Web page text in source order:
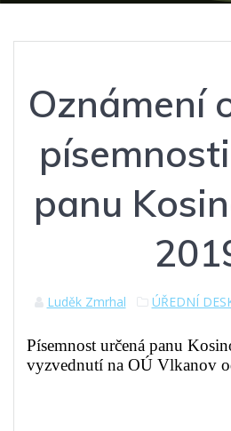
Oznámení
panu
Luděk Zmrhal ÚŘEDNÍ
Písemnost určená panu
vyzvednutí na OÚ Vlkanov